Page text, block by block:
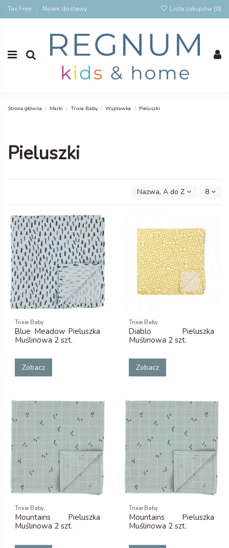
Tax Free Nowe dostawy Lista zakupów (0)
Strona główna Marki Trixie Baby Wyprawka Pieluszki
Pieluszki
Nazwa, A do Z 8
Trixie Baby
Blue Meadow Pieluszka
Muślinowa 2 szt.
Zobacz
Trixie Baby
Diablo Pieluszka
Muślinowa 2 szt.
Zobacz
Trixie Baby
Mountains Pieluszka
Muślinowa 2 szt.
Trixie Baby
Mountains Pieluszka
Muślinowa 2 szt.